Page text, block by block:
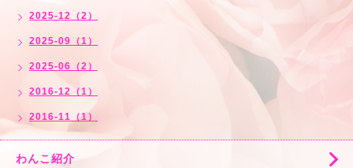
2025-12（2）
2025-09（1）
2025-06（2）
2016-12（1）
2016-11（1）
わんこ紹介